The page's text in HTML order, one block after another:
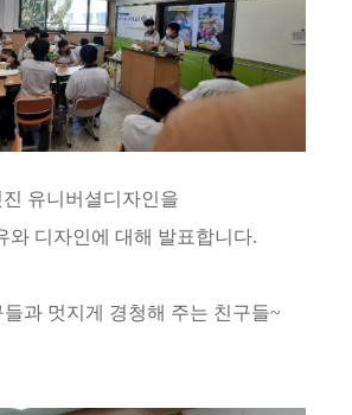
진 유니버셜디자인을
와 디자인에 대해 발표합니다.
과 멋지게 경청해 주는 친구들~